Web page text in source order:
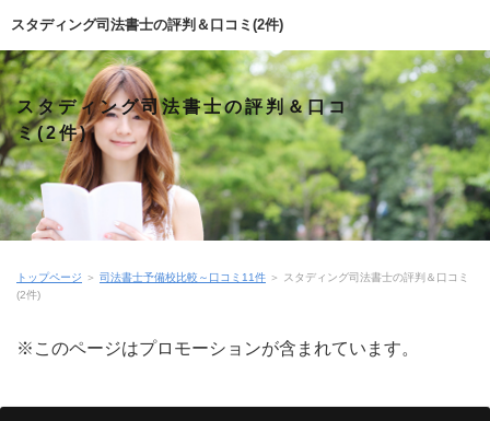
スタディング司法書士の評判＆口コミ(2件)
スタディング司法書士の評判＆口コ
ミ(2件)
トップページ ＞ 司法書士予備校比較～口コミ11件 ＞ スタディング司法書士の評判＆口コミ
(2件)
※このページはプロモーションが含まれています。